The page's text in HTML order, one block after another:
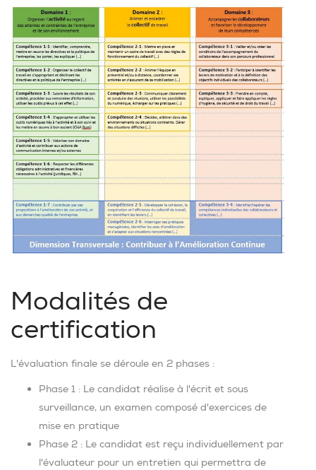
Modalités de
certification
L'évaluation finale se déroule en 2 phases :
Phase 1 : Le candidat réalise à l'écrit et sous
surveillance, un examen composé d'exercices de
mise en pratique
Phase 2 : Le candidat est reçu individuellement par
l'évaluateur pour un entretien qui permettra de